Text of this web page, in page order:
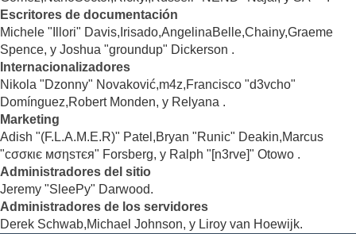
Escritores de documentación
Michele "Illori" Davis,Irisado,AngelinaBelle,Chainy,Graeme
Spence, y Joshua "groundup" Dickerson .
Internacionalizadores
Nikola "Dzonny" Novaković,m4z,Francisco "d3vcho"
Domínguez,Robert Monden, y Relyana .
Marketing
Adish "(F.L.A.M.E.R)" Patel,Bryan "Runic" Deakin,Marcus
"cσσкιє мσηѕтєя" Forsberg, y Ralph "[n3rve]" Otowo .
Administradores del sitio
Jeremy "SleePy" Darwood.
Administradores de los servidores
Derek Schwab,Michael Johnson, y Liroy van Hoewijk.